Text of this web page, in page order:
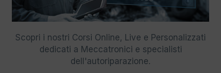
Scopri i nostri Corsi Online, Live e Personalizzati
dedicati a Meccatronici e specialisti
dell'autoriparazione.